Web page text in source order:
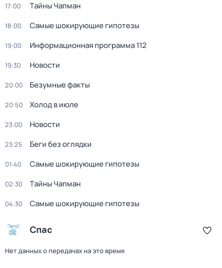
17:00 Тaйны Чапман
18:00 Самые шoкиpующие гипотезы
19:00 Информационная программа 112
19:30 Новости
20:00 Безумные факты
20:50 Холод в июле
23:00 Новости
23:25 Беги без оглядки
01:40 Самые шoкиpующие гипотезы
02:30 Тaйны Чапман
04:30 Самые шoкиpующие гипотезы
Спас
Нет данных о передачах на это время